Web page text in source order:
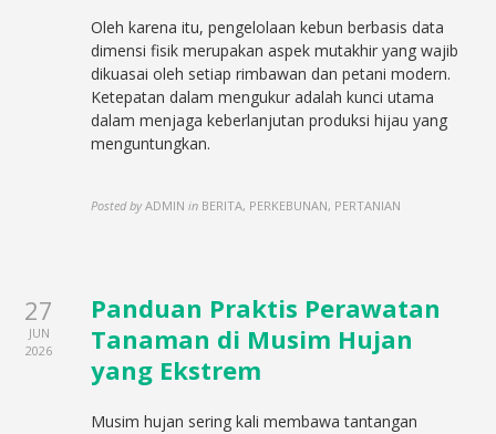
Oleh karena itu, pengelolaan kebun berbasis data
dimensi fisik merupakan aspek mutakhir yang wajib
dikuasai oleh setiap rimbawan dan petani modern.
Ketepatan dalam mengukur adalah kunci utama
dalam menjaga keberlanjutan produksi hijau yang
menguntungkan.
Posted by ADMIN in BERITA, PERKEBUNAN, PERTANIAN
27
JUN
2026
Panduan Praktis Perawatan
Tanaman di Musim Hujan
yang Ekstrem
Musim hujan sering kali membawa tantangan